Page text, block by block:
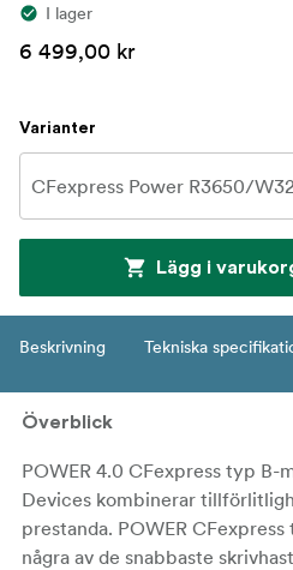
I lager
6 499,00 kr
Varianter
Lägg i
Beskrivning Tekniska
Överblick
POWER 4.0 CFexpress typ B-
Devices kombinerar
prestanda. POWER
några av de snabbaste